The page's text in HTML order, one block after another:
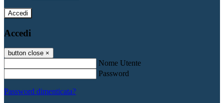
Accedi
Accedi
button close ×
Nome Utente
Password
Password dimenticata?